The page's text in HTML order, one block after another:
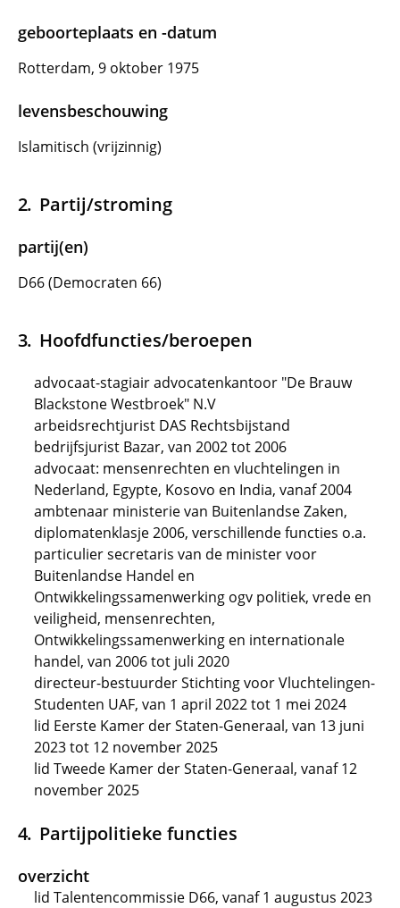
geboorteplaats en -datum
Rotterdam, 9 oktober 1975
levensbeschouwing
Islamitisch (vrijzinnig)
Partij/stroming
partij(en)
D66 (Democraten 66)
Hoofdfuncties/beroepen
advocaat-stagiair advocatenkantoor "De Brauw
Blackstone Westbroek" N.V
arbeidsrechtjurist DAS Rechtsbijstand
bedrijfsjurist Bazar, van 2002 tot 2006
advocaat: mensenrechten en vluchtelingen in
Nederland, Egypte, Kosovo en India, vanaf 2004
ambtenaar ministerie van Buitenlandse Zaken,
diplomatenklasje 2006, verschillende functies o.a.
particulier secretaris van de minister voor
Buitenlandse Handel en
Ontwikkelingssamenwerking ogv politiek, vrede en
veiligheid, mensenrechten,
Ontwikkelingssamenwerking en internationale
handel, van 2006 tot juli 2020
directeur-bestuurder Stichting voor Vluchtelingen-
Studenten UAF, van 1 april 2022 tot 1 mei 2024
lid Eerste Kamer der Staten-Generaal, van 13 juni
2023 tot 12 november 2025
lid Tweede Kamer der Staten-Generaal, vanaf 12
november 2025
Partijpolitieke functies
overzicht
lid Talentencommissie D66, vanaf 1 augustus 2023